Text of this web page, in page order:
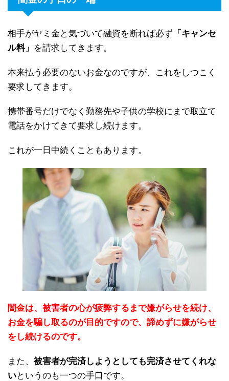
相手がヤミ金と気づいて融資を断れば必ず 「キャンセ
ル料」 を請求してきます。
本来払う必要のないお金なのですが、これをしつこく
要求してきます。
携帯番号だけでなく勤務先や子供の学校にまで取立て
電話をかけてきて要求し続けます。
これが一日中続くこともあります。
闇金は、被害者の心が疲弊するまで嫌がらせを続け、
お金を騙し取るのが目的ですので、諦めずに嫌がらせ
をし続けるのです。
また、 被害者が完済しようとしても完済させてくれな
いというのも一つの手口です。